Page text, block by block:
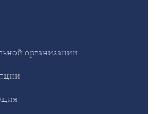
организации